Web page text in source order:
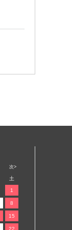
次>
土
1
8
15
22